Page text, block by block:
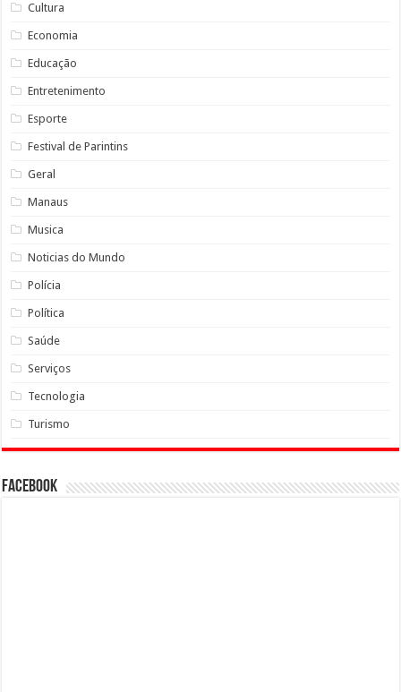
Cultura
Economia
Educação
Entretenimento
Esporte
Festival de Parintins
Geral
Manaus
Musica
Noticias do Mundo
Polícia
Política
Saúde
Serviços
Tecnologia
Turismo
Facebook